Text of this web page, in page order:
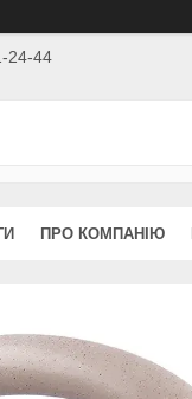
24-44
ПРО КОМПАНІЮ